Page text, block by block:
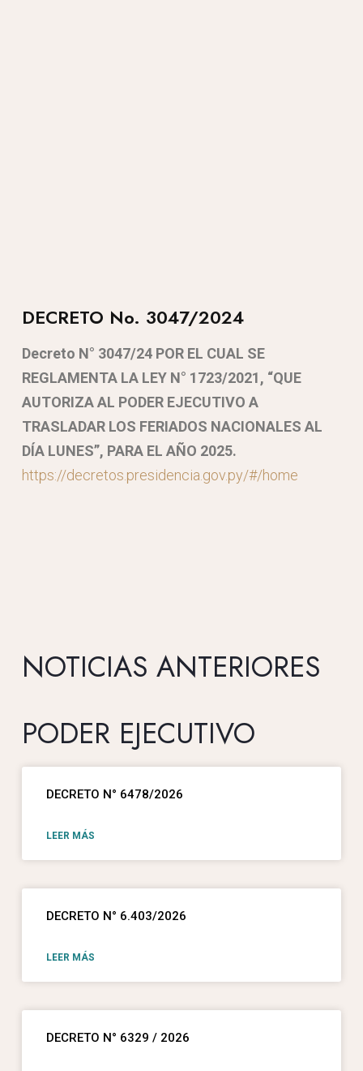
DECRETO No. 3047/2024
Decreto N° 3047/24 POR EL CUAL SE
REGLAMENTA LA LEY N° 1723/2021, “QUE
AUTORIZA AL PODER EJECUTIVO A
TRASLADAR LOS FERIADOS NACIONALES AL
DÍA LUNES”, PARA EL AÑO 2025.
https://decretos.presidencia.gov.py/#/home
NOTICIAS ANTERIORES
PODER EJECUTIVO
DECRETO N° 6478/2026
LEER MÁS
DECRETO N° 6.403/2026
LEER MÁS
DECRETO N° 6329 / 2026